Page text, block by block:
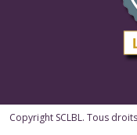
Copyright SCLBL. Tous